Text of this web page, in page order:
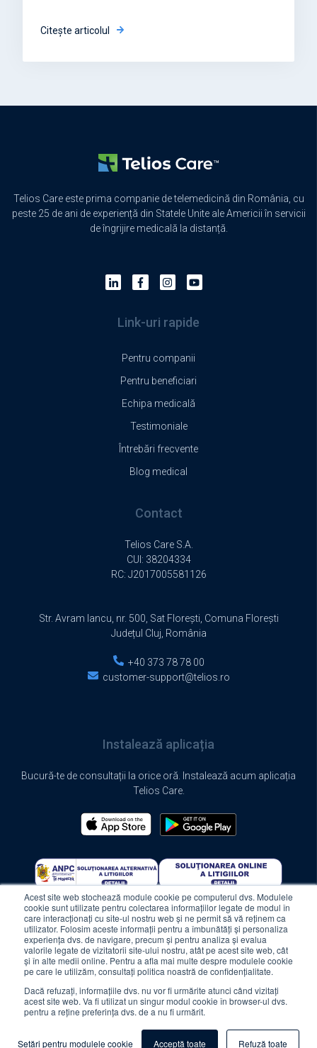
Acest site web stochează module cookie pe computerul dvs. Modulele
cookie sunt utilizate pentru colectarea informațiilor legate de modul în
care interacționați cu site-ul nostru web și ne permit să vă reținem ca
utilizator. Folosim aceste informații pentru a îmbunătăți și personaliza
experiența dvs. de navigare, precum și pentru analiza și evalua
valorile legate de vizitatorii site-ului nostru, atât pe acest site web, cât
și în alte medii online. Pentru a afla mai multe despre modulele cookie
pe care le utilizăm, consultați politica noastră de confidențialitate.
Dacă refuzați, informațiile dvs. nu vor fi urmărite atunci când vizitați
acest site web. Va fi utilizat un singur modul cookie în browser-ul dvs.
pentru a reține preferința dvs. de a nu fi urmărit.
Setări pentru modulele cookie Acceptă toate Refuză toate
Citește articolul
Telios Care este prima companie de telemedicină din România, cu
peste 25 de ani de experiență din Statele Unite ale Americii în servicii
de îngrijire medicală la distanță.
Link-uri rapide
Pentru companii
Pentru beneficiari
Echipa medicală
Testimoniale
Întrebări frecvente
Blog medical
Contact
Telios Care S.A.
CUI: 38204334
RC: J2017005581126
Str. Avram Iancu, nr. 500, Sat Florești, Comuna Florești
Județul Cluj, România
+40 373 78 78 00
customer-support@telios.ro
Instalează aplicația
Bucură-te de consultații la orice oră. Instalează acum aplicația
Telios Care.
© 2024 Telios Care. All rights reserved.
Termeni și condiții
Politica de confidențialitate
Protecția consumatorilor (ANPC)